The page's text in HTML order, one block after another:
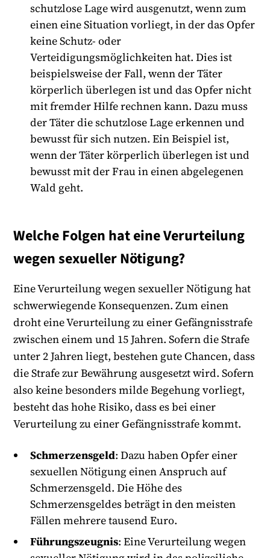
schutzlose Lage wird ausgenutzt, wenn zum
einen eine Situation vorliegt, in der das Opfer
keine Schutz- oder
Verteidigungsmöglichkeiten hat. Dies ist
beispielsweise der Fall, wenn der Täter
körperlich überlegen ist und das Opfer nicht
mit fremder Hilfe rechnen kann. Dazu muss
der Täter die schutzlose Lage erkennen und
bewusst für sich nutzen. Ein Beispiel ist,
wenn der Täter körperlich überlegen ist und
bewusst mit der Frau in einen abgelegenen
Wald geht.
Welche Folgen hat eine Verurteilung
wegen sexueller Nötigung?
Eine Verurteilung wegen sexueller Nötigung hat
schwerwiegende Konsequenzen. Zum einen
droht eine Verurteilung zu einer Gefängnisstrafe
zwischen einem und 15 Jahren. Sofern die Strafe
unter 2 Jahren liegt, bestehen gute Chancen, dass
die Strafe zur Bewährung ausgesetzt wird. Sofern
also keine besonders milde Begehung vorliegt,
besteht das hohe Risiko, dass es bei einer
Verurteilung zu einer Gefängnisstrafe kommt.
Schmerzensgeld: Dazu haben Opfer einer
sexuellen Nötigung einen Anspruch auf
Schmerzensgeld. Die Höhe des
Schmerzensgeldes beträgt in den meisten
Fällen mehrere tausend Euro.
Führungszeugnis: Eine Verurteilung wegen